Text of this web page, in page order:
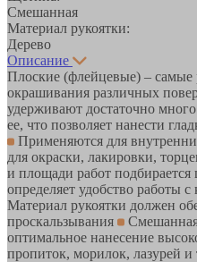
Смешанная
Материал рукоятки:
Дерево
Описание
Плоские (флейцевые) – самые
окрашивания различных
удерживают достаточно
ее, что позволяет нанести
Применяются для
для окраски, лакировки,
и площади работ
определяет удобство работы
Материал рукоятки должен
проскальзывания
оптимальное нанесение
пропиток, морилок, лазурей